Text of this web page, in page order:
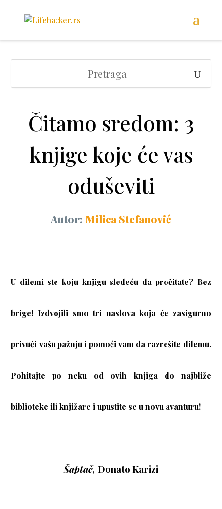
Čitamo sredom: 3
knjige koje će vas
oduševiti
Autor: Milica Stefanović
U dilemi ste koju knjigu sledeću da pročitate? Bez
brige! Izdvojili smo tri naslova koja će zasigurno
privući vašu pažnju i pomoći vam da razrešite dilemu.
Pohitajte po neku od ovih knjiga do najbliže
biblioteke ili knjižare i upustite se u novu avanturu!
Šaptač, Donato Karizi